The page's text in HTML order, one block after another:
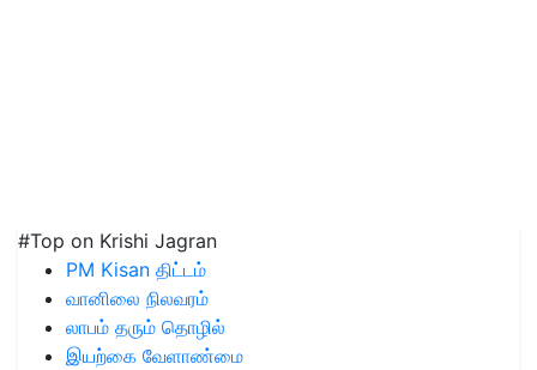
#Top on Krishi Jagran
PM Kisan திட்டம்
வானிலை நிலவரம்
லாபம் தரும் தொழில்
இயற்கை வேளாண்மை